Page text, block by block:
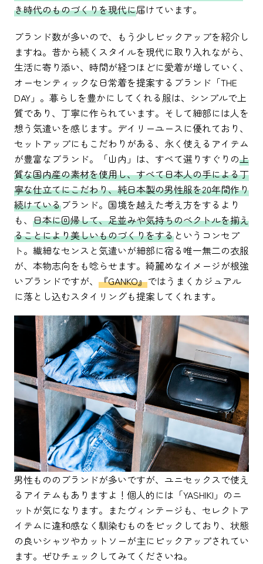
き時代のものづくりを現代に届けています。
ブランド数が多いので、もう少しピックアップを紹介し
ますね。昔から続くスタイルを現代に取り入れながら、
生活に寄り添い、時間が経つほどに愛着が増していく、
オーセンティックな日常着を提案するブランド「THE
DAY」。暮らしを豊かにしてくれる服は、シンプルで上
質であり、丁寧に作られています。そして細部には人を
想う気遣いを感じます。デイリーユースに優れており、
セットアップにもこだわりがある、永く使えるアイテム
が豊富なブランド。「山内」は、すべて選りすぐりの上
質な国内産の素材を使用し、すべて日本人の手による丁
寧な仕立てにこだわり、純日本製の男性服を20年間作り
続けているブランド。国境を越えた考え方をするより
も、 日本に回帰して、足並みや気持ちのベクトルを揃え
ることにより美しいものづくりをするというコンセプ
ト。繊細なセンスと気遣いが細部に宿る唯一無二の衣服
が、本物志向をも唸らせます。綺麗めなイメージが根強
いブランドですが、 『GANKO』ではうまくカジュアル
に落とし込むスタイリングも提案してくれます。
男性もののブランドが多いですが、ユニセックスで使え
るアイテムもありますよ！個人的には「YASHIKI」のニ
ットが気になります。またヴィンテージも、セレクトア
イテムに違和感なく馴染むものをピックしており、状態
の良いシャツやカットソーが主にピックアップされてい
ます。ぜひチェックしてみてくださいね。